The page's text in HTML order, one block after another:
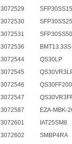
3072529
SFP30SS15
3072530
SFP30SS25
3072531
SFP30SS50
3072536
3072544
QS30LP
3072545
3072546
QS30FF200
3072547
3072587
EZA-MBK-
3072601
IAT25SM8
3072602
SMBP4RA